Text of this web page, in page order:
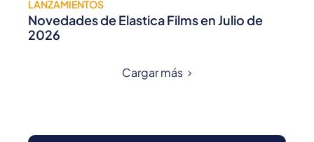
LANZAMIENTOS
Novedades de Elastica Films en Julio de
2026
Cargar más